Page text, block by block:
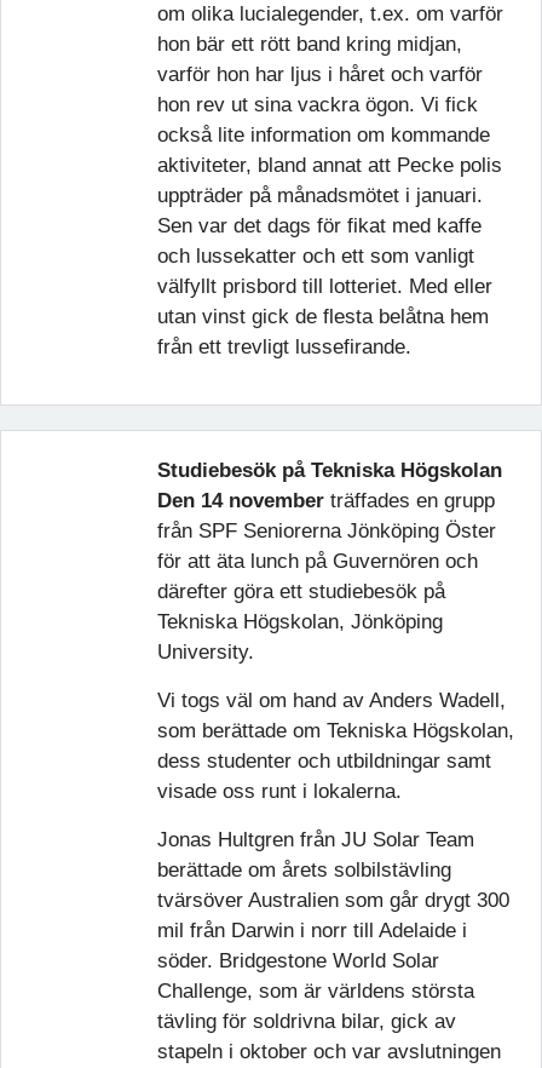
om olika lucialegender, t.ex. om varför
hon bär ett rött band kring midjan,
varför hon har ljus i håret och varför
hon rev ut sina vackra ögon. Vi fick
också lite information om kommande
aktiviteter, bland annat att Pecke polis
uppträder på månadsmötet i januari.
Sen var det dags för fikat med kaffe
och lussekatter och ett som vanligt
välfyllt prisbord till lotteriet. Med eller
utan vinst gick de flesta belåtna hem
från ett trevligt lussefirande.
Studiebesök på Tekniska Högskolan
Den 14 november träffades en grupp
från SPF Seniorerna Jönköping Öster
för att äta lunch på Guvernören och
därefter göra ett studiebesök på
Tekniska Högskolan, Jönköping
University.
Vi togs väl om hand av Anders Wadell,
som berättade om Tekniska Högskolan,
dess studenter och utbildningar samt
visade oss runt i lokalerna.
Jonas Hultgren från JU Solar Team
berättade om årets solbilstävling
tvärsöver Australien som går drygt 300
mil från Darwin i norr till Adelaide i
söder. Bridgestone World Solar
Challenge, som är världens största
tävling för soldrivna bilar, gick av
stapeln i oktober och var avslutningen